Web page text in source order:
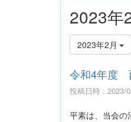
2023年
2023年2月
令和4年度
投稿日時 : 2023/
平素は、当会の